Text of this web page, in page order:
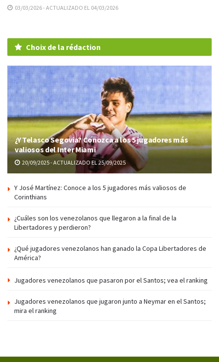
03/03/2026 - ACTUALIZADO EL 04/03/2026
Choix de la rédaction
¿Y Telasco Segovia? Conozca a los 5 jugadores más
valiosos del Inter Miami
20/09/2025 - ACTUALIZADO EL 25/09/2025
Y José Martínez: Conoce a los 5 jugadores más valiosos de
Corinthians
¿Cuáles son los venezolanos que llegaron a la final de la
Libertadores y perdieron?
¿Qué jugadores venezolanos han ganado la Copa Libertadores de
América?
Jugadores venezolanos que pasaron por el Santos; vea el ranking
Jugadores venezolanos que jugaron junto a Neymar en el Santos;
mira el ranking